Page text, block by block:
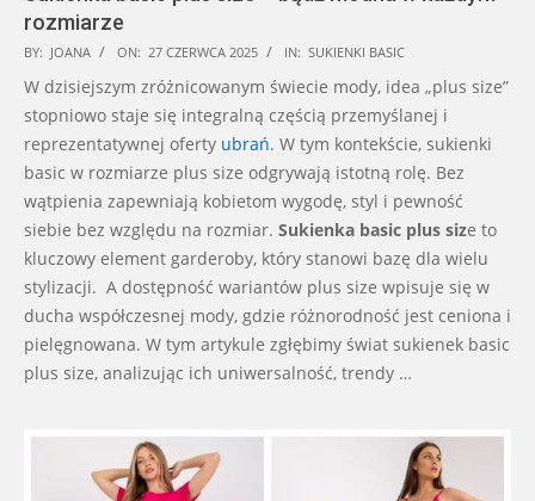
rozmiarze
2025-
06-
27
BY: JOANA ON: 27 CZERWCA 2025 IN: SUKIENKI BASIC
W dzisiejszym zróżnicowanym świecie mody, idea „plus size”
stopniowo staje się integralną częścią przemyślanej i
reprezentatywnej oferty ubrań. W tym kontekście, sukienki
basic w rozmiarze plus size odgrywają istotną rolę. Bez
wątpienia zapewniają kobietom wygodę, styl i pewność
siebie bez względu na rozmiar. Sukienka basic plus size to
kluczowy element garderoby, który stanowi bazę dla wielu
stylizacji. A dostępność wariantów plus size wpisuje się w
ducha współczesnej mody, gdzie różnorodność jest ceniona i
pielęgnowana. W tym artykule zgłębimy świat sukienek basic
plus size, analizując ich uniwersalność, trendy …